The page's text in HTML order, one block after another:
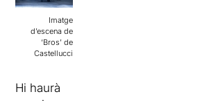
Imatge
d’escena de
‘Bros’ de
Castellucci
Hi haurà